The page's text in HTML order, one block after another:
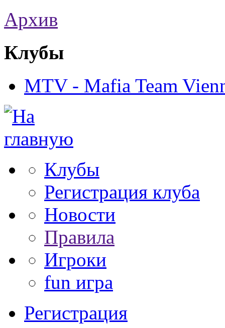
Архив
Клубы
MTV - Mafia Team
Клубы
Регистрация клуба
Новости
Правила
Игроки
fun игра
Регистрация